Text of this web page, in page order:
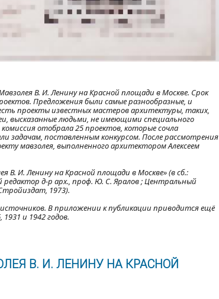
В. И. Ленину на Красной площади в Москве. Срок
Предложения были самые разнообразные, и
проекты известных мастеров архитектуры, таких,
высказанные людьми, не имеющими специального
отобрала 25 проектов, которые сочла
задачам, поставленным конкурсом. После рассмотрения
мавзолея, выполненного архитектором Алексеем
В. И. Ленину на Красной площади в Москве» (в сб.:
д-р арх., проф. Ю. С. Яралов ; Центральный
1973).
В приложении к публикации приводится ещё
и 1942 годов.
В. И. ЛЕНИНУ НА КРАСНОЙ